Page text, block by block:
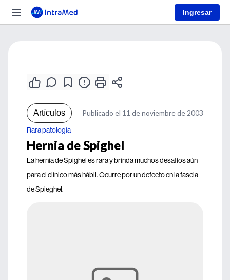
Ingresar
Artículos Publicado el 11 de noviembre de 2003
Rara patología
Hernia de Spighel
La hernia de Spighel es rara y brinda muchos desafíos aún
para el clínico más hábil. Ocurre por un defecto en la fascia
de Spieghel.